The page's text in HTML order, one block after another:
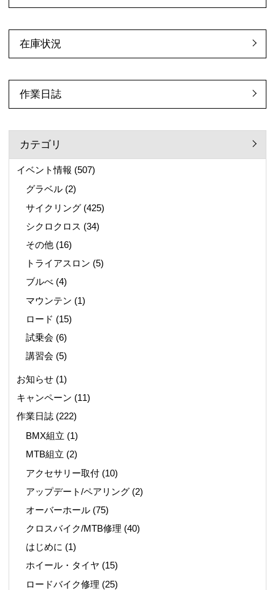
在庫状況
作業日誌
カテゴリ
イベント情報 (507)
グラベル (2)
サイクリング (425)
シクロクロス (34)
その他 (16)
トライアスロン (5)
ブルべ (4)
マウンテン (1)
ロード (15)
試乗会 (6)
講習会 (5)
お知らせ(1)
キャンペーン (11)
作業日誌(222)
BMX組立 (1)
MTB組立 (2)
アクセサリー取付 (10)
アップデート/ペアリング (2)
オーバーホール (75)
クロスバイク/MTB修理 (40)
はじめに (1)
ホイール・タイヤ (15)
ロードバイク修理 (25)